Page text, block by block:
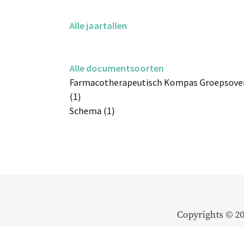
Alle jaartallen
Alle documentsoorten
Farmacotherapeutisch Kompas
(1)
Schema (1)
Copyrights ©